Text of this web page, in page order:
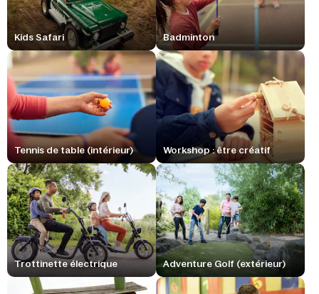
Kids Safari Badminton
Tennis de table (intérieur) Workshop : être créatif
Trottinette électrique Adventure Golf (extérieur)